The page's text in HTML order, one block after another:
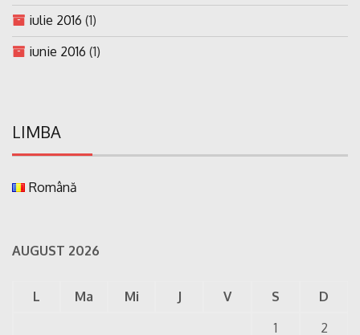
iulie 2016 (1)
iunie 2016 (1)
LIMBA
Română
AUGUST 2026
L Ma Mi J V S
D
1
2